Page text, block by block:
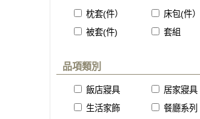
枕套(件）
床包(件）
被套(件)
套組
品項類別
飯店寢具
居家寢具
生活家飾
餐廳系列